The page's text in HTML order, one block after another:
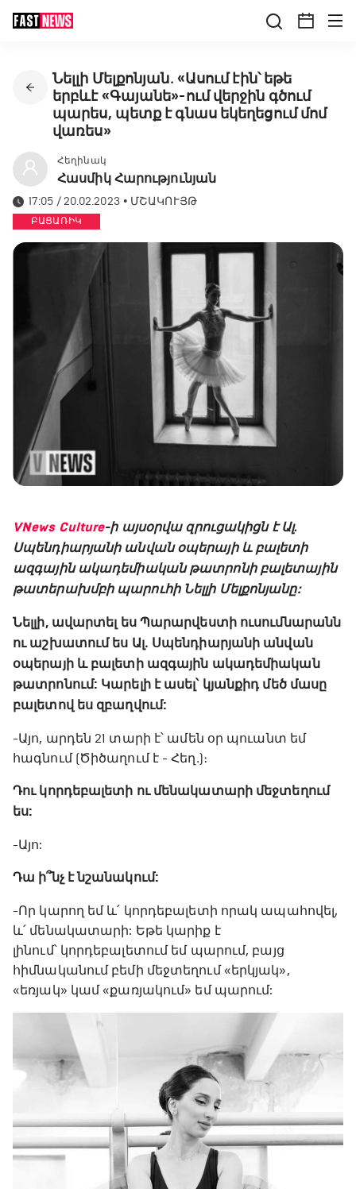
Նելլի Մելքոնյան․ «Ասում էին՝ եթե
երբևէ «Գայանե»-ում վերջին գծում
պարես, պետք է գնաս եկեղեցում մոմ
վառես»
Հեղինակ
Հասմիկ Հարությունյան
17:05 / 20.02.2023 • ՄՇԱԿՈՒՅԹ
ԲԱՑԱՌԻԿ
VNews Culture-ի այսօրվա զրուցակիցն է Ալ․
Սպենդիարյանի անվան օպերայի և բալետի
ազգային ակադեմիական թատրոնի բալետային
թատերախմբի պարուհի Նելլի Մելքոնյանը:
Նելլի, ավարտել ես Պարարվեստի ուսումնարանն
ու աշխատում ես Ալ․ Սպենդիարյանի անվան
օպերայի և բալետի ազգային ակադեմիական
թատրոնում: Կարելի է ասել՝ կյանքիդ մեծ մասը
բալետով ես զբաղվում:
-Այո, արդեն 21 տարի է՝ ամեն օր պուանտ եմ
հագնում (Ծիծաղում է - Հեղ․)։
Դու կորդեբալետի ու մենակատարի մեջտեղում
ես:
-Այո:
Դա ի՞նչ է նշանակում:
-Որ կարող եմ և՛ կորդեբալետի որակ ապահովել,
և՛ մենակատարի: Եթե կարիք է
լինում՝ կորդեբալետում եմ պարում, բայց
հիմնականում բեմի մեջտեղում «երկյակ»,
«եռյակ» կամ «քառյակում» եմ պարում: